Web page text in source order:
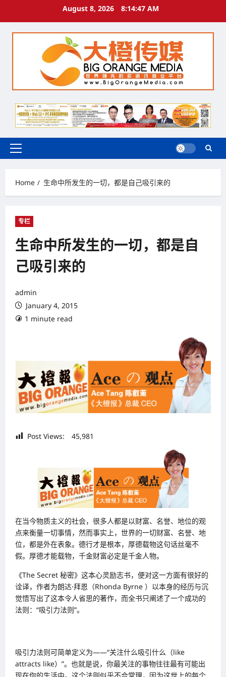
August 8, 2026 8:14:48 AM
Primary
Home
生命中所发生的一切，都是自己吸引来的
专栏
生命中所发生的一切，都是自
己吸引来的
admin
January 4, 2015
1 minute read
Post Views: 45,981
在当今物质主义的社会，很多人都是以财富、名誉、地位的观
点来衡量一切事情，然而事实上，世界的一切财富、名誉、地
位，都是外在表象。德行才是根本，厚德载物这句话丝毫不
假。厚德才能载物，千金财富必定是千金人物。
《The Secret 秘密》这本心灵励志书，便对这一方面有很好的
诠译，作者为朗达·拜恩（Rhonda Byrne ）以本身的经历与沉
觉悟写出了这本令人省思的著作，而全书只阐述了一个成功的
法则：“吸引力法则”。
吸引力法则可简单定义为――“关注什么吸引什么（like
attracts like）”。也就是说，你最关注的事物往往最有可能出